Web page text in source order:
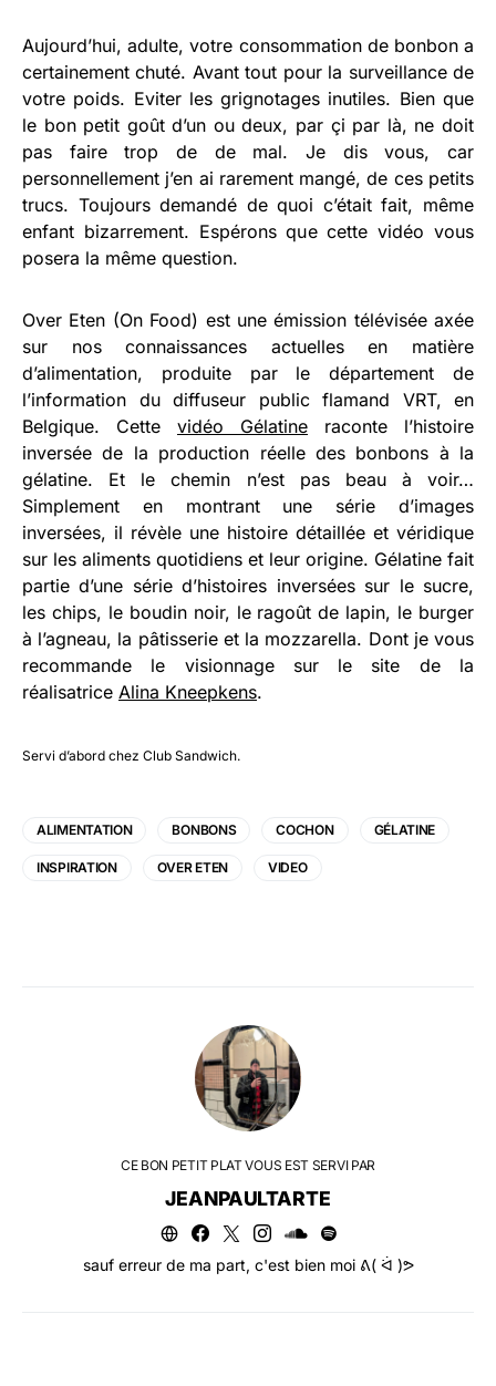
Aujourd’hui, adulte, votre consommation de bonbon a
certainement chuté. Avant tout pour la surveillance de
votre poids. Eviter les grignotages inutiles. Bien que
le bon petit goût d’un ou deux, par çi par là, ne doit
pas faire trop de de mal. Je dis vous, car
personnellement j’en ai rarement mangé, de ces petits
trucs. Toujours demandé de quoi c’était fait, même
enfant bizarrement. Espérons que cette vidéo vous
posera la même question.
Over Eten (On Food) est une émission télévisée axée
sur nos connaissances actuelles en matière
d’alimentation, produite par le département de
l’information du diffuseur public flamand VRT, en
Belgique. Cette vidéo Gélatine raconte l’histoire
inversée de la production réelle des bonbons à la
gélatine. Et le chemin n’est pas beau à voir…
Simplement en montrant une série d’images
inversées, il révèle une histoire détaillée et véridique
sur les aliments quotidiens et leur origine. Gélatine fait
partie d’une série d’histoires inversées sur le sucre,
les chips, le boudin noir, le ragoût de lapin, le burger
à l’agneau, la pâtisserie et la mozzarella. Dont je vous
recommande le visionnage sur le site de la
réalisatrice Alina Kneepkens.
Servi d’abord chez Club Sandwich.
ALIMENTATION BONBONS COCHON GÉLATINE
INSPIRATION OVER ETEN VIDEO
CE BON PETIT PLAT VOUS EST SERVI PAR
JEANPAULTARTE
sauf erreur de ma part, c'est bien moi ᕕ( ᐛ )ᕗ